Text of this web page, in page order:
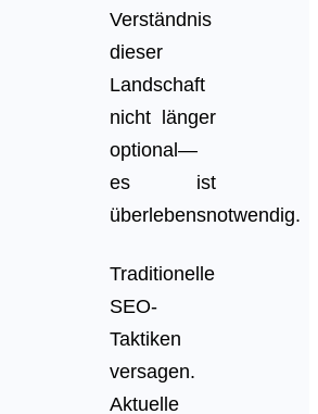
Verständnis
dieser
Landschaft
nicht länger
optional—
es ist
überlebensnotwendig.
Traditionelle
SEO-
Taktiken
versagen.
Aktuelle